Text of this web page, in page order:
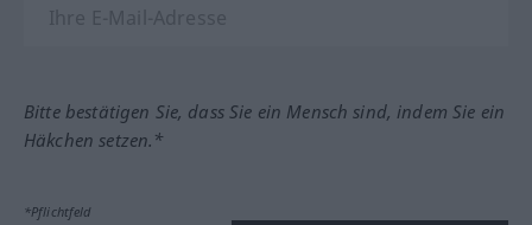
Bitte bestätigen Sie, dass Sie ein Mensch sind, indem Sie ein
Häkchen setzen.*
*Pflichtfeld